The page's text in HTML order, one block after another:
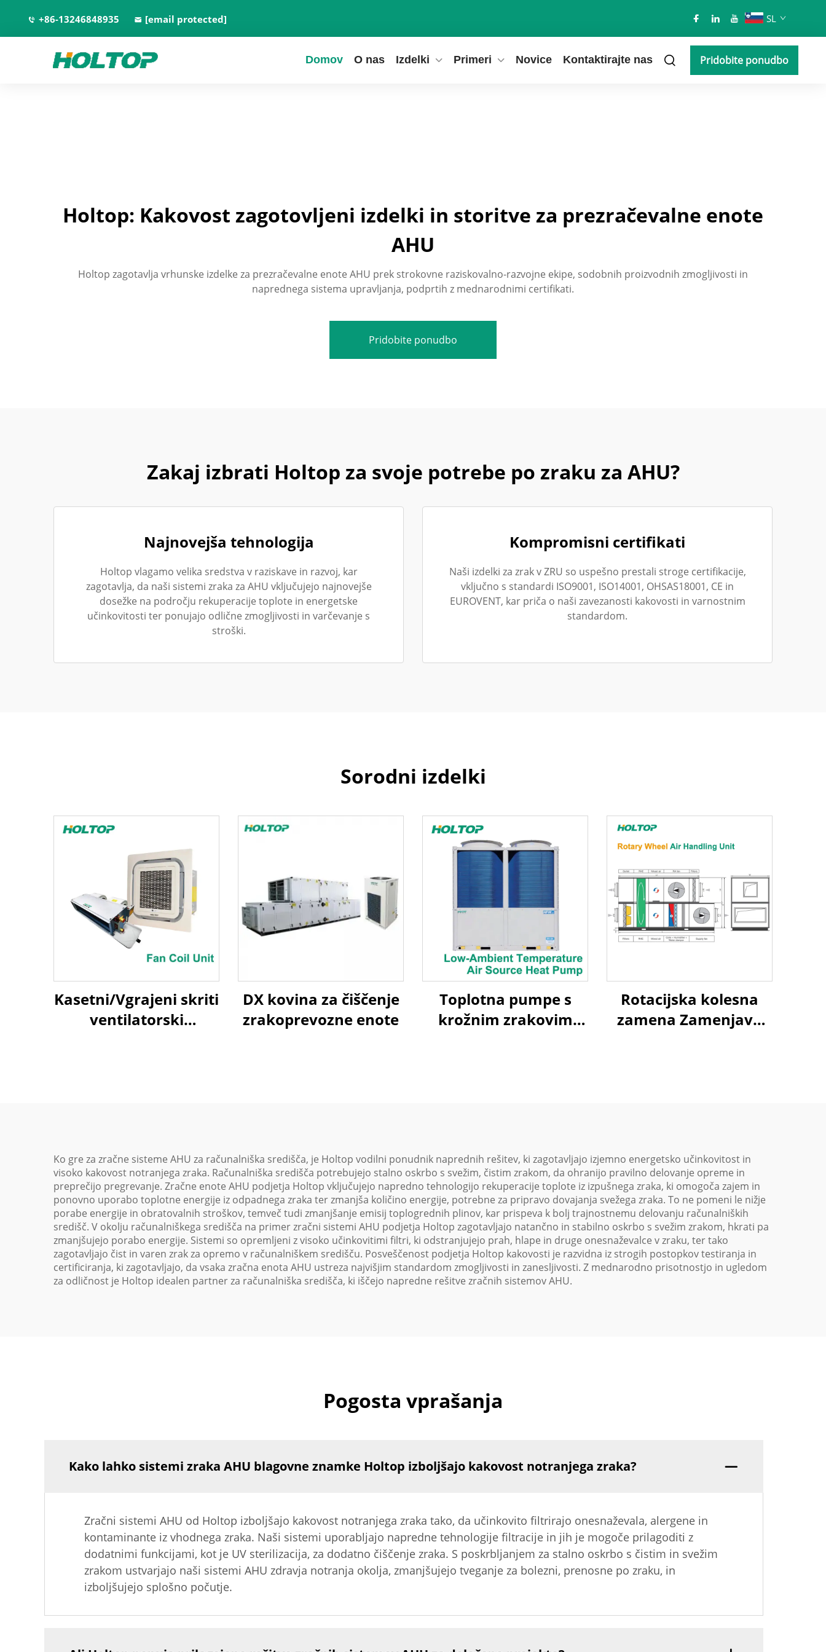
+86-13246848935 [email protected] SL
Domov O nas Izdelki Primeri Novice Kontaktirajte nas Pridobite ponudbo
Holtop: Kakovost zagotovljeni izdelki in storitve za prezračevalne enote
AHU
Holtop zagotavlja vrhunske izdelke za prezračevalne enote AHU prek strokovne raziskovalno-razvojne ekipe, sodobnih proizvodnih zmogljivosti in
naprednega sistema upravljanja, podprtih z mednarodnimi certifikati.
Pridobite ponudbo
Zakaj izbrati Holtop za svoje potrebe po zraku za AHU?
Najnovejša tehnologija
Holtop vlagamo velika sredstva v raziskave in razvoj, kar
zagotavlja, da naši sistemi zraka za AHU vključujejo najnovejše
dosežke na področju rekuperacije toplote in energetske
učinkovitosti ter ponujajo odlične zmogljivosti in varčevanje s
stroški.
Kompromisni certifikati
Naši izdelki za zrak v ZRU so uspešno prestali stroge certifikacije,
vključno s standardi ISO9001, ISO14001, OHSAS18001, CE in
EUROVENT, kar priča o naši zavezanosti kakovosti in varnostnim
standardom.
Sorodni izdelki
Kasetni/Vgrajeni skriti
ventilatorski
DX kovina za čiščenje
zrakoprevozne enote
Toplotna pumpe s
krožnim zrakovim
Rotacijska kolesna
zamena Zamenjava
Ko gre za zračne sisteme AHU za računalniška središča, je Holtop vodilni ponudnik naprednih rešitev, ki zagotavljajo izjemno energetsko učinkovitost in
visoko kakovost notranjega zraka. Računalniška središča potrebujejo stalno oskrbo s svežim, čistim zrakom, da ohranijo pravilno delovanje opreme in
preprečijo pregrevanje. Zračne enote AHU podjetja Holtop vključujejo napredno tehnologijo rekuperacije toplote iz izpušnega zraka, ki omogoča zajem in
ponovno uporabo toplotne energije iz odpadnega zraka ter zmanjša količino energije, potrebne za pripravo dovajanja svežega zraka. To ne pomeni le nižje
porabe energije in obratovalnih stroškov, temveč tudi zmanjšanje emisij toplogrednih plinov, kar prispeva k bolj trajnostnemu delovanju računalniških
središč. V okolju računalniškega središča na primer zračni sistemi AHU podjetja Holtop zagotavljajo natančno in stabilno oskrbo s svežim zrakom, hkrati pa
zmanjšujejo porabo energije. Sistemi so opremljeni z visoko učinkovitimi filtri, ki odstranjujejo prah, hlape in druge onesnaževalce v zraku, ter tako
zagotavljajo čist in varen zrak za opremo v računalniškem središču. Posveščenost podjetja Holtop kakovosti je razvidna iz strogih postopkov testiranja in
certificiranja, ki zagotavljajo, da vsaka zračna enota AHU ustreza najvišjim standardom zmogljivosti in zanesljivosti. Z mednarodno prisotnostjo in ugledom
za odličnost je Holtop idealen partner za računalniška središča, ki iščejo napredne rešitve zračnih sistemov AHU.
Pogosta vprašanja
Kako lahko sistemi zraka AHU blagovne znamke Holtop izboljšajo kakovost notranjega zraka?
Zračni sistemi AHU od Holtop izboljšajo kakovost notranjega zraka tako, da učinkovito filtrirajo onesnaževala, alergene in
kontaminante iz vhodnega zraka. Naši sistemi uporabljajo napredne tehnologije filtracije in jih je mogoče prilagoditi z
dodatnimi funkcijami, kot je UV sterilizacija, za dodatno čiščenje zraka. S poskrbljanjem za stalno oskrbo s čistim in svežim
zrakom ustvarjajo naši sistemi AHU zdravja notranja okolja, zmanjšujejo tveganje za bolezni, prenosne po zraku, in
izboljšujejo splošno počutje.